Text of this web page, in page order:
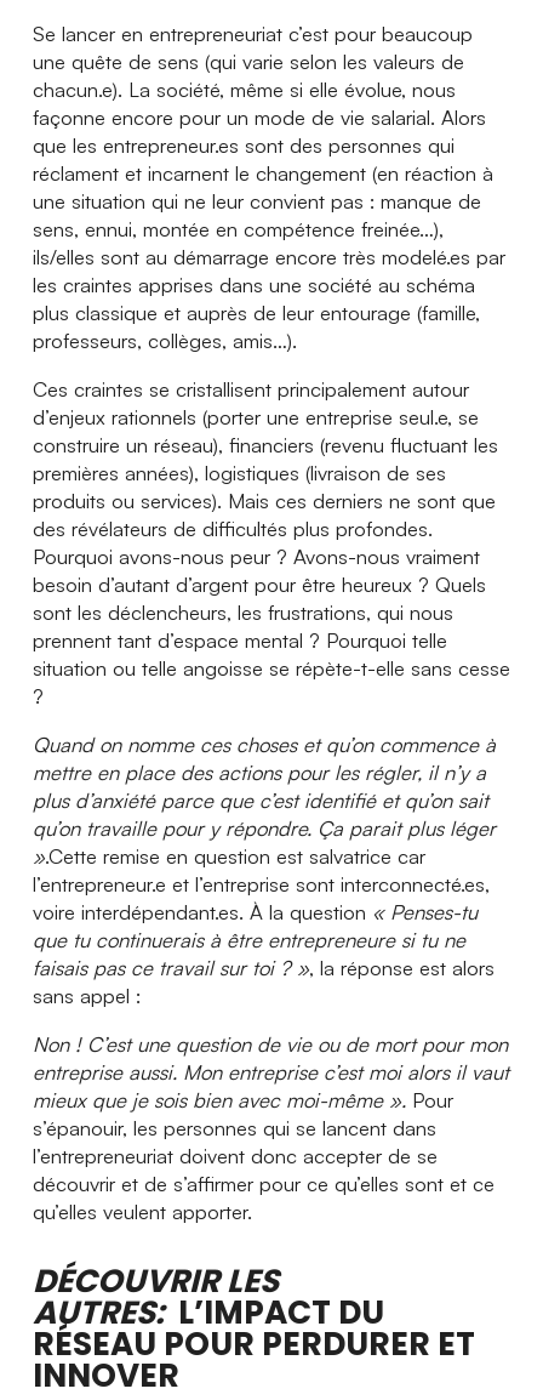
Se lancer en entrepreneuriat c’est pour beaucoup
une quête de sens (qui varie selon les valeurs de
chacun.e). La société, même si elle évolue, nous
façonne encore pour un mode de vie salarial. Alors
que les entrepreneur.es sont des personnes qui
réclament et incarnent le changement (en réaction à
une situation qui ne leur convient pas : manque de
sens, ennui, montée en compétence freinée…),
ils/elles sont au démarrage encore très modelé.es par
les craintes apprises dans une société au schéma
plus classique et auprès de leur entourage (famille,
professeurs, collèges, amis…).
Ces craintes se cristallisent principalement autour
d’enjeux rationnels (porter une entreprise seul.e, se
construire un réseau), financiers (revenu fluctuant les
premières années), logistiques (livraison de ses
produits ou services). Mais ces derniers ne sont que
des révélateurs de difficultés plus profondes.
Pourquoi avons-nous peur ? Avons-nous vraiment
besoin d’autant d’argent pour être heureux ? Quels
sont les déclencheurs, les frustrations, qui nous
prennent tant d’espace mental ? Pourquoi telle
situation ou telle angoisse se répète-t-elle sans cesse
?
Quand on nomme ces choses et qu’on commence à
mettre en place des actions pour les régler, il n’y a
plus d’anxiété parce que c’est identifié et qu’on sait
qu’on travaille pour y répondre. Ça parait plus léger
».Cette remise en question est salvatrice car
l’entrepreneur.e et l’entreprise sont interconnecté.es,
voire interdépendant.es. À la question « Penses-tu
que tu continuerais à être entrepreneure si tu ne
faisais pas ce travail sur toi ? », la réponse est alors
sans appel :
Non ! C’est une question de vie ou de mort pour mon
entreprise aussi. Mon entreprise c’est moi alors il vaut
mieux que je sois bien avec moi-même ».Pour
s’épanouir, les personnes qui se lancent dans
l’entrepreneuriat doivent donc accepter de se
découvrir et de s’affirmer pour ce qu’elles sont et ce
qu’elles veulent apporter.
DÉCOUVRIR LES
AUTRES: L’IMPACT DU
RÉSEAU POUR PERDURER ET
INNOVER